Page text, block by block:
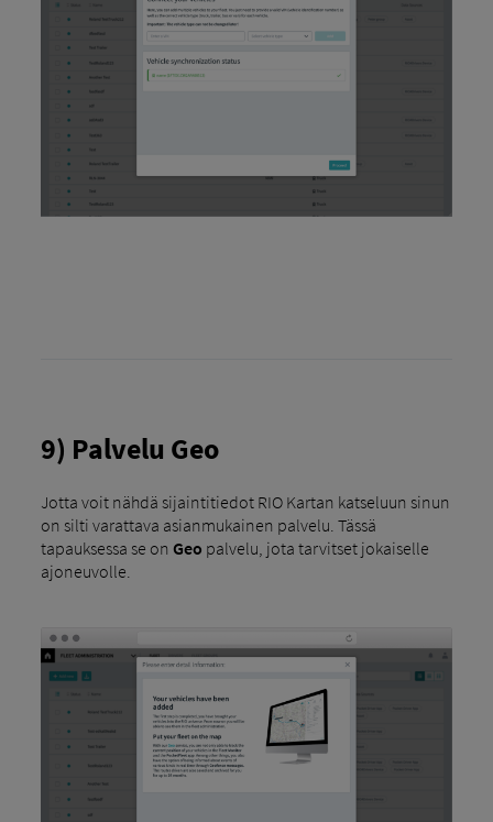
9) Palvelu Geo
Jotta voit nähdä sijaintitiedot RIO Kartan katseluun sinun
on silti varattava asianmukainen palvelu. Tässä
tapauksessa se on Geo palvelu, jota tarvitset jokaiselle
ajoneuvolle.